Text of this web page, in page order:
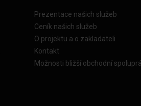
Prezentace našich služeb
Ceník našich služeb
O projektu a o zakladateli
Kontakt
Možnosti bližší obchodní